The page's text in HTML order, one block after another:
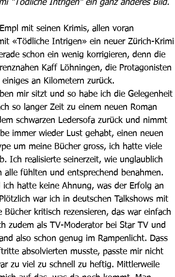
"Tödliche Intrigen" ein ganz anderes Bild.
mit seinen Krimis, allen voran
«Tödliche Intrigen» ein neuer Zürich-Krimi
schon ein wenig korrigieren, denn die
Kaff Löhningen, die Protagonisten
an Kilometern zurück.
mir sitzt und so habe ich die Gelegenheit
so langer Zeit zu einem neuen Roman
schwarzen Ledersofa zurück und nimmt
immer wieder Lust gehabt, einen neuen
um meine Bücher gross, ich hatte viele
Ich realisierte seinerzeit, wie unglaublich
fühlten und entsprechend benahmen.
ich hatte keine Ahnung, was der Erfolg an
war ich in deutschen Talkshows mit
kritisch rezensieren, das war einfach
zudem als TV-Moderator bei Star TV und
also schon genug im Rampenlicht. Dass
absolvierten musste, passte mir nicht
zu viel zu schnell zu heftig. Mittlerweile